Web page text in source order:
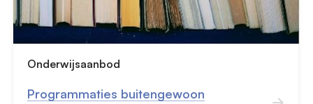
Onderwijsaanbod
Programmaties buitengewoon